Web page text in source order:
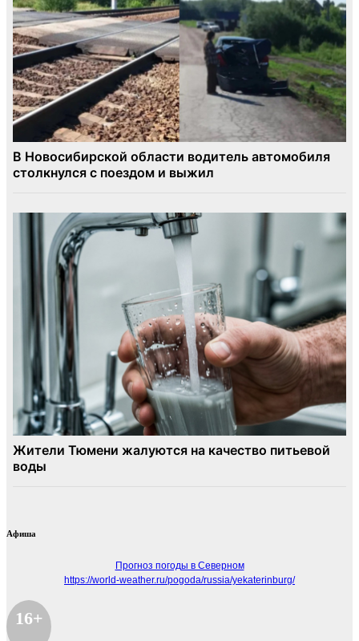
Афиша
Прогноз погоды в Северном
https://world-weather.ru/pogoda/russia/yekaterinburg/
16+